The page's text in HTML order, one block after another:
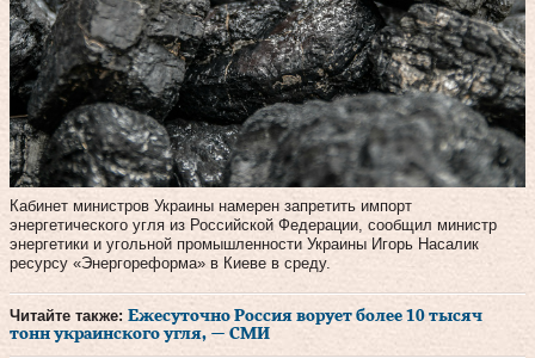
Кабинет министров Украины намерен запретить импорт
энергетического угля из Российской Федерации, сообщил министр
энергетики и угольной промышленности Украины Игорь Насалик
ресурсу «Энергореформа» в Киеве в среду.
Читайте также: Ежесуточно Россия ворует более 10 тысяч
тонн украинского угля, — СМИ